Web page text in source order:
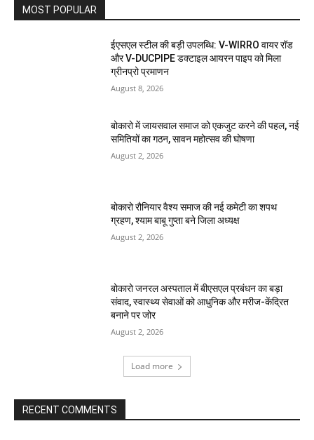
MOST POPULAR
ईएसएल स्टील की बड़ी उपलब्धि: V-WIRRO वायर रॉड
और V-DUCPIPE डक्टाइल आयरन पाइप को मिला
ग्रीनप्रो प्रमाणन
August 8, 2026
बोकारो में जायसवाल समाज को एकजुट करने की पहल, नई
समितियों का गठन, सावन महोत्सव की घोषणा
August 2, 2026
बोकारो रौनियार वैश्य समाज की नई कमेटी का शपथ
ग्रहण, श्याम बाबू गुप्ता बने जिला अध्यक्ष
August 2, 2026
बोकारो जनरल अस्पताल में बीएसएल प्रबंधन का बड़ा
संवाद, स्वास्थ्य सेवाओं को आधुनिक और मरीज-केंद्रित
बनाने पर जोर
August 2, 2026
Load more
RECENT COMMENTS